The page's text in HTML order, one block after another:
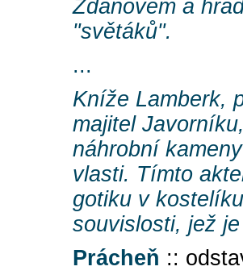
Ždánovem a
"světáků".
...
Kníže Lamberk,
majitel
náhrobní
vlasti. Tímto
gotiku v
souvislosti, jež
Prácheň ::